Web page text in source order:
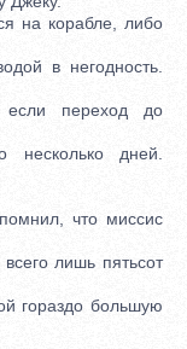
на корабле, либо
в негодность.
переход до
дней.
что миссис
лишь пятьсот
гораздо большую